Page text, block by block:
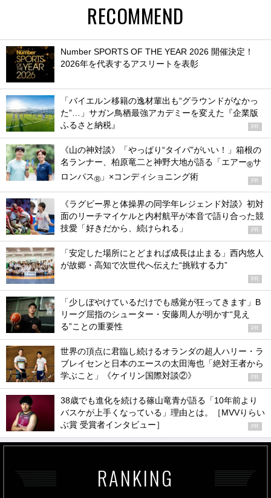
RECOMMEND
Number SPORTS OF THE YEAR 2026 開催決定！
2026年を代表するアスリートを表彰
「バイエルン移籍の逸材輩出も“グラウンドがなかっ
た”…」サガン鳥栖最強アカデミーを変えた『企業版
ふるさと納税』
PR
《山の神対談》「やっぱり“タイパ”がいい！」箱根の
名ランナー、柏原竜二と神野大地が語る「エアー®サ
ロンパス® 」×コンディショニング術 PR
《ラグビー界と体操界の同学年レジェンド対談》初対
面のリーチマイケルと内村航平が本音で語り合った競
技愛「好きだから、続けられる」
PR
「安定した場所にとどまれば成長は止まる」西内悠人
が故郷・高知で次世代へ伝えた“挑戦する力”
PR
「少しぼやけているだけでも感覚が狂ってきます」B
リーグ屈指のシューター・安藤周人が明かす“見え
る”ことの重要性
PR
世界の頂点に君臨し続けるオランダの超人ハリー・ラ
ブレイセンと日本のエースの太田海也「絶対王者から
学ぶこと」《ケイリン国際対談②》
PR
38歳でも進化を続ける篠山竜青が語る「10年前より
バスケが上手くなっている」理由とは。［MVVりらい
ぶ賞 受賞者インタビュー］
PR
RANKING